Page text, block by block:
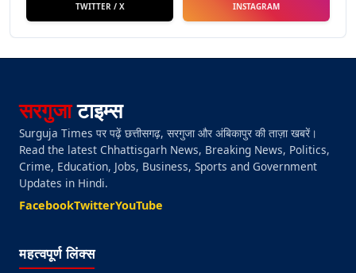
TWITTER / X INSTAGRAM
सरगुजाटाइम्स
Surguja Times पर पढ़ें छत्तीसगढ़, सरगुजा और अंबिकापुर की ताज़ा खबरें।
Read the latest Chhattisgarh News, Breaking News, Politics,
Crime, Education, Jobs, Business, Sports and Government
Updates in Hindi.
FacebookTwitterYouTube
महत्वपूर्ण लिंक्स